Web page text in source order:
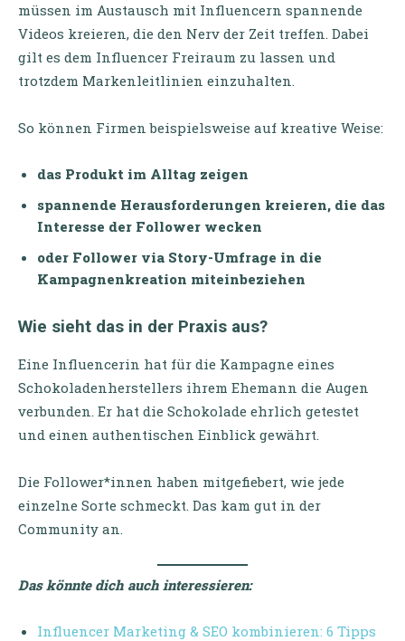
müssen im Austausch mit Influencern spannende
Videos kreieren, die den Nerv der Zeit treffen. Dabei
gilt es dem Influencer Freiraum zu lassen und
trotzdem Markenleitlinien einzuhalten.
So können Firmen beispielsweise auf kreative Weise:
das Produkt im Alltag zeigen
spannende Herausforderungen kreieren, die das
Interesse der Follower wecken
oder Follower via Story-Umfrage in die
Kampagnenkreation miteinbeziehen
Wie sieht das in der Praxis aus?
Eine Influencerin hat für die Kampagne eines
Schokoladenherstellers ihrem Ehemann die Augen
verbunden. Er hat die Schokolade ehrlich getestet
und einen authentischen Einblick gewährt.
Die Follower*innen haben mitgefiebert, wie jede
einzelne Sorte schmeckt. Das kam gut in der
Community an.
Das könnte dich auch interessieren:
Influencer Marketing & SEO kombinieren: 6 Tipps